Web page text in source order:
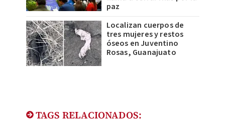
paz
Localizan cuerpos de
tres mujeres y restos
óseos en Juventino
Rosas, Guanajuato
TAGS RELACIONADOS: